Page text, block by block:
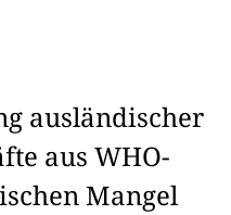
ausländischer
aus WHO-
Mangel